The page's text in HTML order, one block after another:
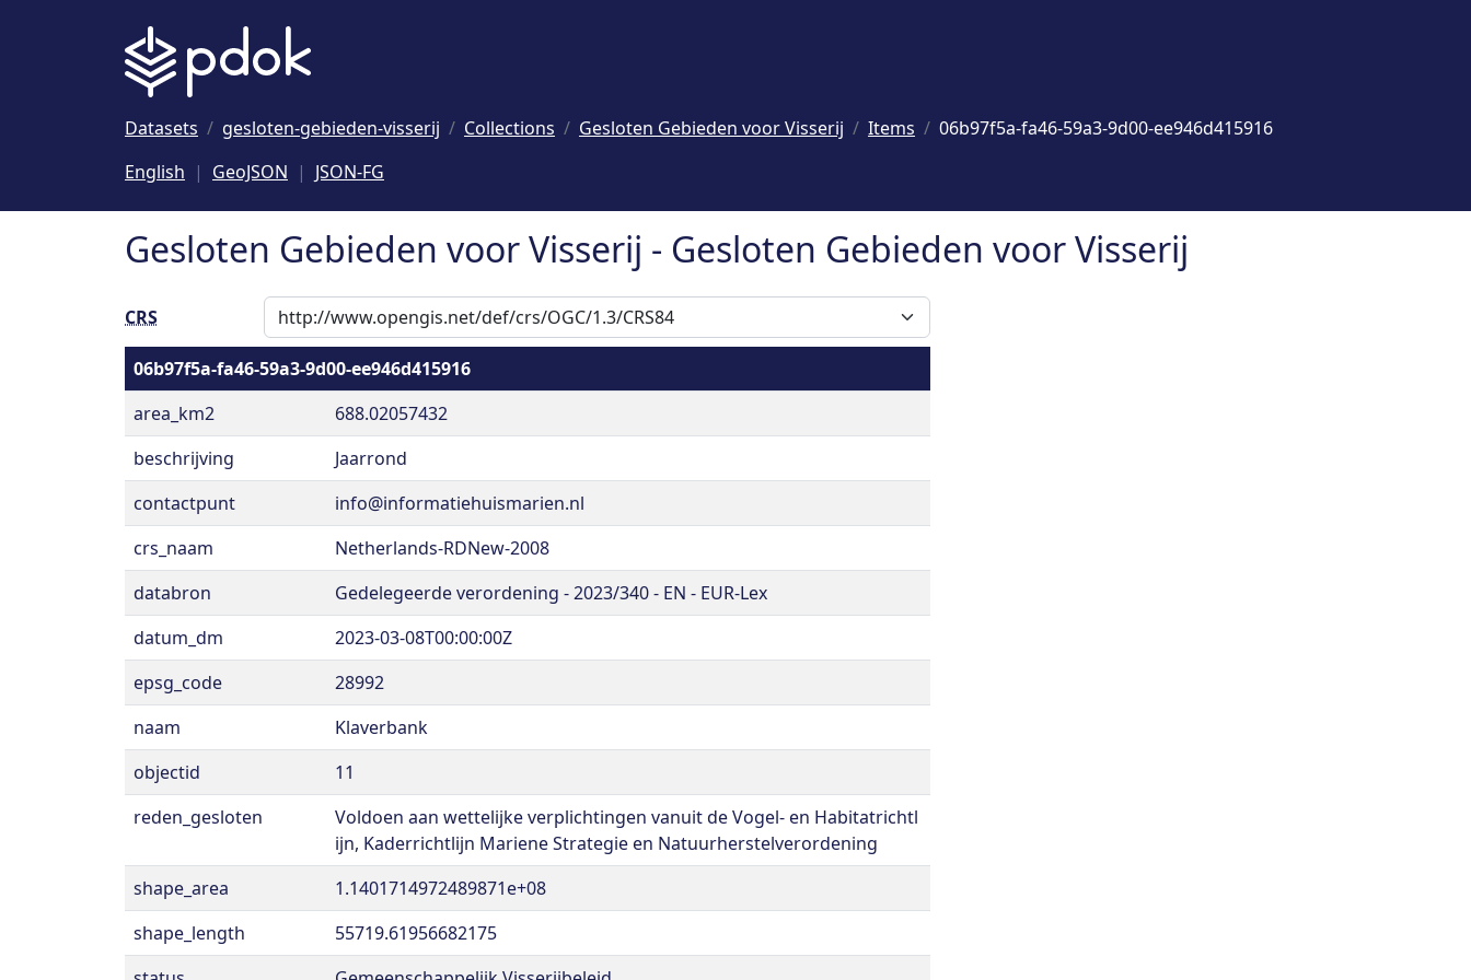
Datasets gesloten-gebieden-visserij Collections Gesloten Gebieden voor Visserij Items
06b97f5a-fa46-59a3-9d00-ee946d415916
English
GeoJSON JSON-FG
Gesloten Gebieden voor Visserij - Gesloten Gebieden voor Visserij
CRS
06b97f5a-fa46-59a3-9d00-ee946d415916
area_km2
688.02057432
beschrijving
Jaarrond
contactpunt
info@informatiehuismarien.nl
crs_naam
Netherlands-RDNew-2008
databron
Gedelegeerde verordening - 2023/340 - EN - EUR-Lex
datum_dm
2023-03-08T00:00:00Z
epsg_code
28992
naam
Klaverbank
objectid
11
reden_gesloten
Voldoen aan wettelijke verplichtingen vanuit de Vogel- en Habitatrichtl
ijn, Kaderrichtlijn Mariene Strategie en Natuurherstelverordening
shape_area
1.1401714972489871e+08
shape_length
55719.61956682175